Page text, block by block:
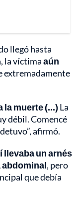
llegó hasta
la víctimaaún
extremadamente
la muerte (...) La
débil. Comencé
afirmó.
llevaba un arnés
abdominal, pero
que debía